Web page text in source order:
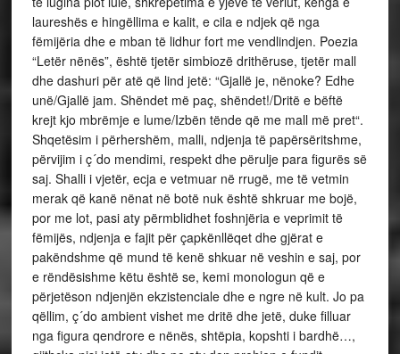
laureshës e hingëllima e kalit, e cila e ndjek që nga
fëmijëria dhe e mban të lidhur fort me vendlindjen. Poezia
“Letër nënës”, është tjetër simbiozë drithëruse, tjetër mall
dhe dashuri për atë që lind jetë: “Gjallë je, nënoke? Edhe
unë/Gjallë jam. Shëndet më paç, shëndet!/Dritë e bëftë
krejt kjo mbrëmje e lume/Izbën tënde që me mall më pret“.
Shqetësim i përhershëm, malli, ndjenja të papërsëritshme,
përvijim i ç´do mendimi, respekt dhe përulje para figurës së
saj. Shalli i vjetër, ecja e vetmuar në rrugë, me të vetmin
merak që kanë nënat në botë nuk është shkruar me bojë,
por me lot, pasi aty përmblidhet foshnjëria e veprimit të
fëmijës, ndjenja e fajit për çapkënllëqet dhe gjërat e
pakëndshme që mund të kenë shkuar në veshin e saj, por
e rëndësishme këtu është se, kemi monologun që e
përjetëson ndjenjën ekzistenciale dhe e ngre në kult. Jo pa
qëllim, ç´do ambient vishet me dritë dhe jetë, duke filluar
nga figura qendrore e nënës, shtëpia, kopshti i bardhë…,